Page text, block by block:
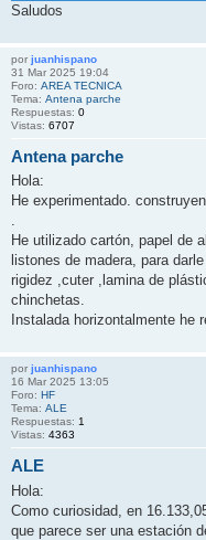
Saludos
por juanhispano
31 Mar 2025 19:04
Foro: AREA TECNICA
Tema: Antena parche
Respuestas: 0
Vistas: 6707
Antena parche
Hola:
He experimentado.
.
He utilizado cartón, papel de
listones de madera, para darle
rigidez ,cuter ,lamina de
chinchetas.
Instalada horizontalmente he
por juanhispano
16 Mar 2025 13:05
Foro: HF
Tema: ALE
Respuestas: 1
Vistas: 4363
ALE
Hola:
Como curiosidad, en
que parece ser una estación